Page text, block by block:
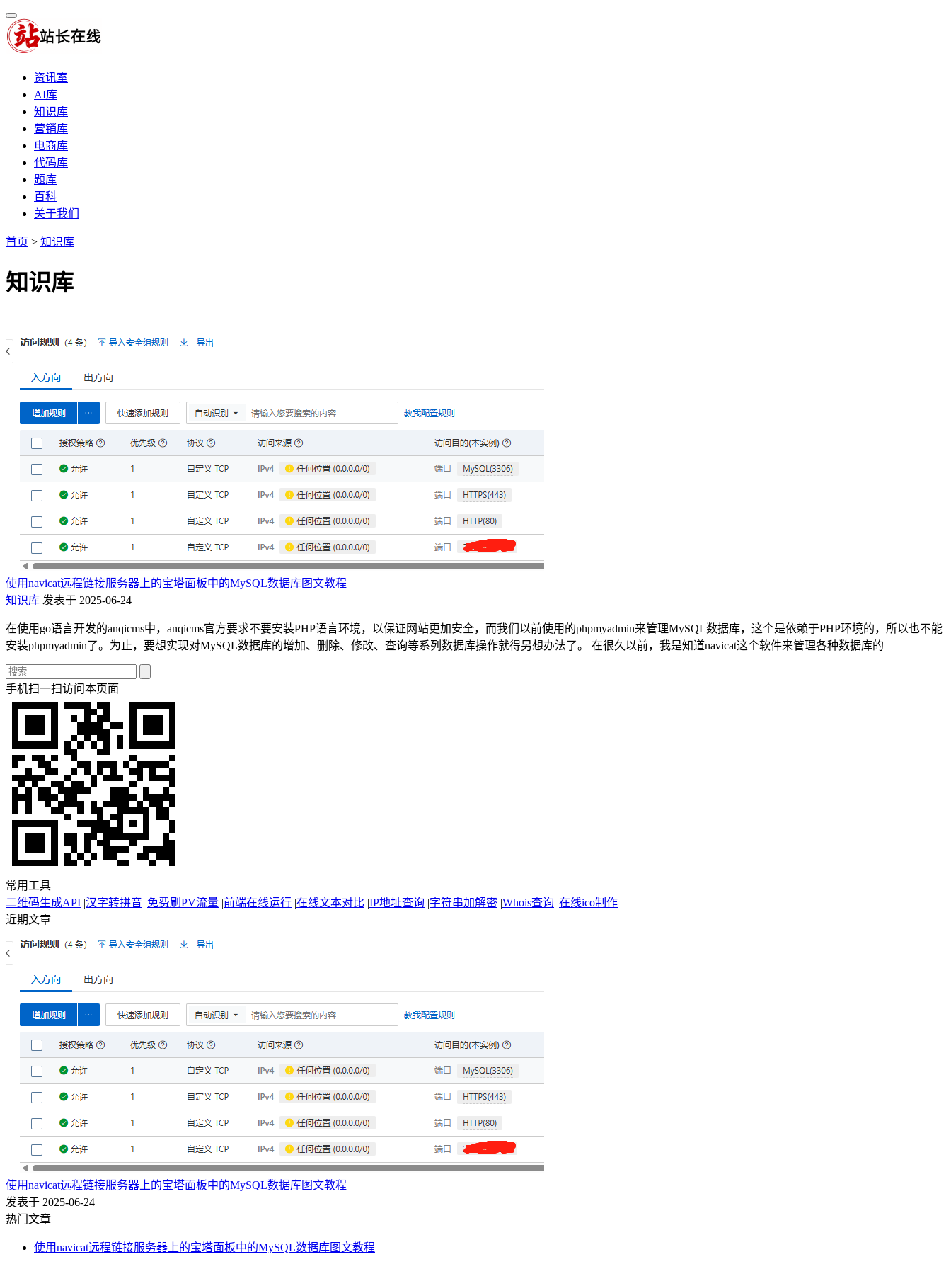
资讯室
AI库
知识库
营销库
电商库
代码库
题库
百科
关于我们
首页 > 知识库
知识库
使用navicat远程链接服务器上的宝塔面板中的MySQL数据库图文教程
知识库 发表于 2025-06-24
在使用go语言开发的anqicms中，anqicms官方要求不要安装PHP语言环境，以保证网站更加安全，而我们以前使用的phpmyadmin来管理MySQL数据库，这个是依赖于PHP环境的，所以也不能
安装phpmyadmin了。为止，要想实现对MySQL数据库的增加、删除、修改、查询等系列数据库操作就得另想办法了。 在很久以前，我是知道navicat这个软件来管理各种数据库的
手机扫一扫访问本页面
常用工具
二维码生成API |汉字转拼音 |免费刷PV流量 |前端在线运行 |在线文本对比 |IP地址查询 |字符串加解密 |Whois查询 |在线ico制作
近期文章
使用navicat远程链接服务器上的宝塔面板中的MySQL数据库图文教程
发表于 2025-06-24
热门文章
使用navicat远程链接服务器上的宝塔面板中的MySQL数据库图文教程